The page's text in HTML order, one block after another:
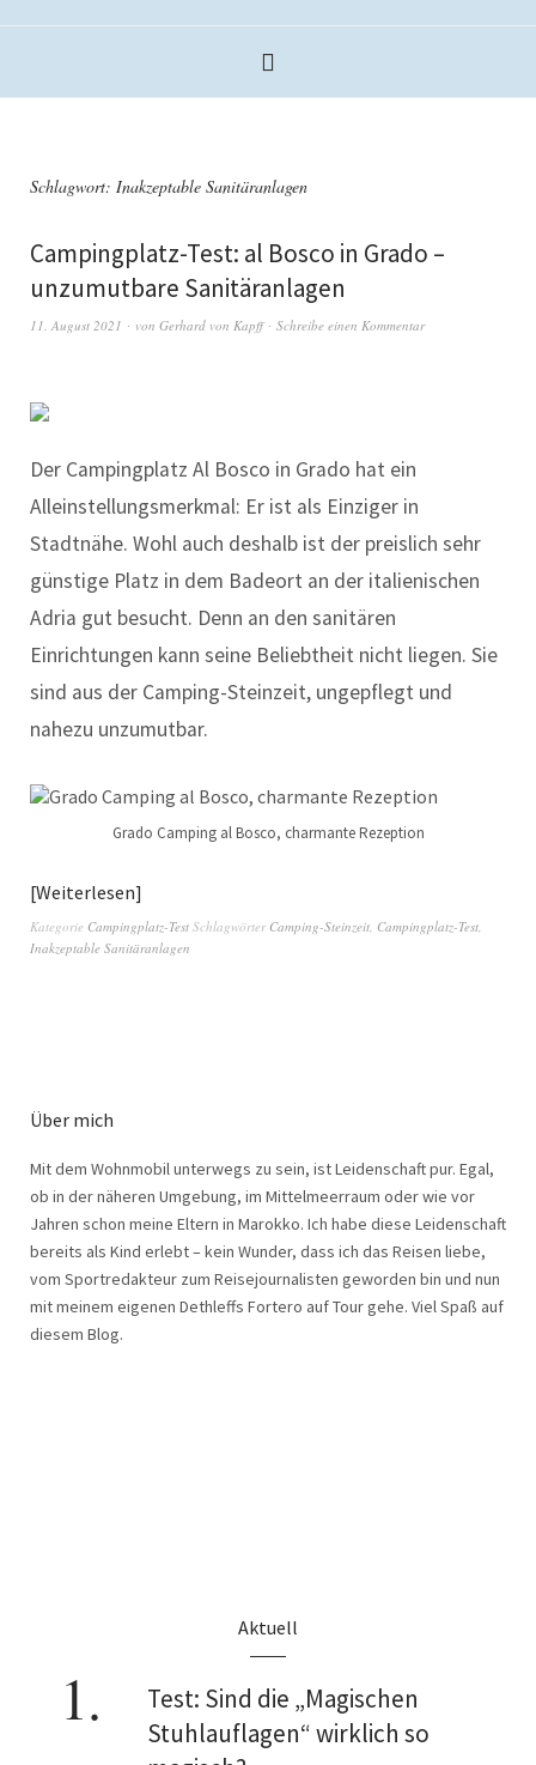
Schlagwort: Inakzeptable Sanitäranlagen
Campingplatz-Test: al Bosco in Grado –
unzumutbare Sanitäranlagen
11. August 2021 von Gerhard von Kapff Schreibe einen Kommentar
Der Campingplatz Al Bosco in Grado hat ein
Alleinstellungsmerkmal: Er ist als Einziger in
Stadtnähe. Wohl auch deshalb ist der preislich sehr
günstige Platz in dem Badeort an der italienischen
Adria gut besucht. Denn an den sanitären
Einrichtungen kann seine Beliebtheit nicht liegen. Sie
sind aus der Camping-Steinzeit, ungepflegt und
nahezu unzumutbar.
Grado Camping al Bosco, charmante Rezeption
Weiterlesen
Kategorie Campingplatz-Test Schlagwörter Camping-Steinzeit, Campingplatz-Test,
Inakzeptable Sanitäranlagen
Über mich
Mit dem Wohnmobil unterwegs zu sein, ist Leidenschaft pur. Egal,
ob in der näheren Umgebung, im Mittelmeerraum oder wie vor
Jahren schon meine Eltern in Marokko. Ich habe diese Leidenschaft
bereits als Kind erlebt – kein Wunder, dass ich das Reisen liebe,
vom Sportredakteur zum Reisejournalisten geworden bin und nun
mit meinem eigenen Dethleffs Fortero auf Tour gehe. Viel Spaß auf
diesem Blog.
Aktuell
Test: Sind die „Magischen
Stuhlauflagen“ wirklich so